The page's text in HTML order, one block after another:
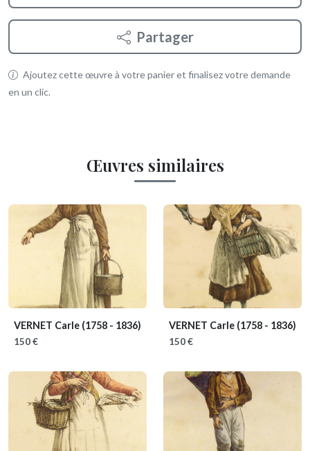
Partager
Ajoutez cette œuvre à votre panier et finalisez votre demande
en un clic.
Œuvres similaires
VERNET Carle (1758 - 1836)
150 €
VERNET Carle (1758 - 1836)
150 €